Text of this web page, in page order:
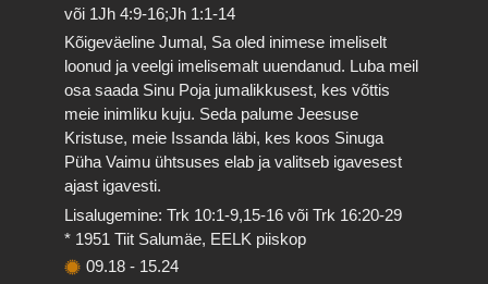
või 1Jh 4:9-16;Jh 1:1-14
Kõigeväeline Jumal, Sa oled inimese imeliselt
loonud ja veelgi imelisemalt uuendanud. Luba meil
osa saada Sinu Poja jumalikkusest, kes võttis
meie inimliku kuju. Seda palume Jeesuse
Kristuse, meie Issanda läbi, kes koos Sinuga
Püha Vaimu ühtsuses elab ja valitseb igavesest
ajast igavesti.
Lisalugemine: Trk 10:1-9,15-16 või Trk 16:20-29
* 1951 Tiit Salumäe, EELK piiskop
09.18 - 15.24